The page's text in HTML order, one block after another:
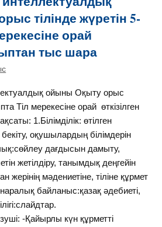
тілінде жүретін 5-
орай
тыс шара
ойыны Оқыту орыс
Тіл мерекесіне орай өткізілген
1.Білімділік: өтілген
оқушылардың білімдерін
дағдысын дамыту,
жетілдіру, танымдық деңгейін
жерінің мәдениетіне, тіліне құрмет
байланыс:қазақ әдебиеті,
-Қайырлы күн құрметті